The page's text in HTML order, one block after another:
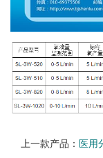
上一款产品： 医用